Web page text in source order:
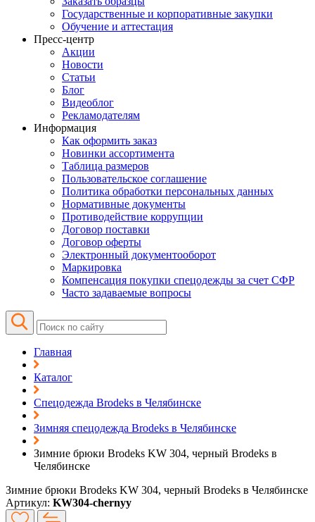
Государственные и корпоративные закупки
Обучение и аттестация
Пресс-центр
Акции
Новости
Статьи
Блог
Видеоблог
Рекламодателям
Информация
Как оформить заказ
Новинки ассортимента
Таблица размеров
Пользовательское соглашение
Политика обработки персональных данных
Нормативные документы
Противодействие коррупции
Договор поставки
Договор оферты
Электронный документооборот
Маркировка
Компенсация покупки спецодежды за счет СФР
Часто задаваемые вопросы
Главная
Каталог
Спецодежда Brodeks в Челябинске
Зимняя спецодежда Brodeks в Челябинске
Зимние брюки Brodeks KW 304, черный Brodeks в
Челябинске
Зимние брюки Brodeks KW 304, черный Brodeks в Челябинске
Артикул: KW304-chernyy